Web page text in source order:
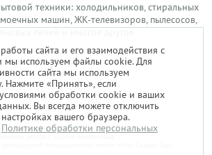
техники: холодильников, стиральных
машин, ЖК-телевизоров, пылесосов,
печей и многое другое
1
проект группы «Текарт».
ресурса ссылка обязательна.
пользователями, портал «Мой Сервис-Гид»
сайта и его взаимодействия с
мы используем файлы cookie. Для
сайта мы используем
Нажмите «Принять», если
условиями обработки cookie и ваших
Вы всегда можете отключить
вашего браузера.
Политике обработки персональных